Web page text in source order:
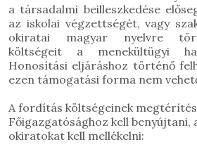
a társadalmi beilleszkedése
az iskolai végzettségét, vagy
okiratai magyar nyelvre
költségeit a menekültügyi
Honosítási eljáráshoz történő
ezen támogatási forma nem
A fordítás költségeinek
Főigazgatósághoz kell benyújtani,
okiratokat kell mellékelni: